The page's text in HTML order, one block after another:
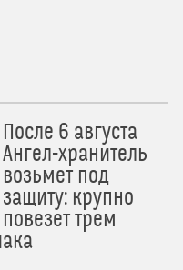
После 6 августа
Ангел-хранитель
возьмет под
защиту: крупно
повезет трем